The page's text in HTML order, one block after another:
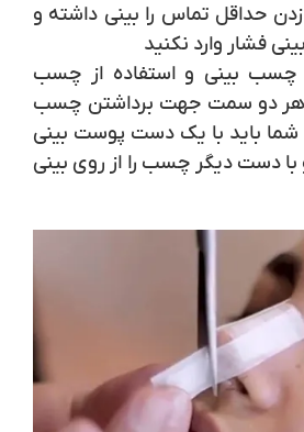
حداقل تماس را بینی داشته و
فشار وارد نکنید
چسب بینی و استفاده از چسب
هر دو سمت جهت برداشتن چسب
شما باید با یک دست پوست بینی
با دست دیگر چسب را از روی بینی